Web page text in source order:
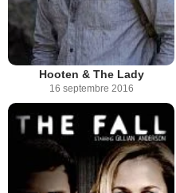
Hooten & The Lady
16 septembre 2016